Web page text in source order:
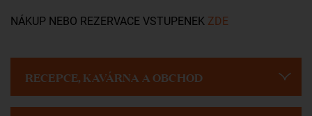
NÁKUP NEBO REZERVACE VSTUPENEK ZDE
RECEPCE, KAVÁRNA A OBCHOD